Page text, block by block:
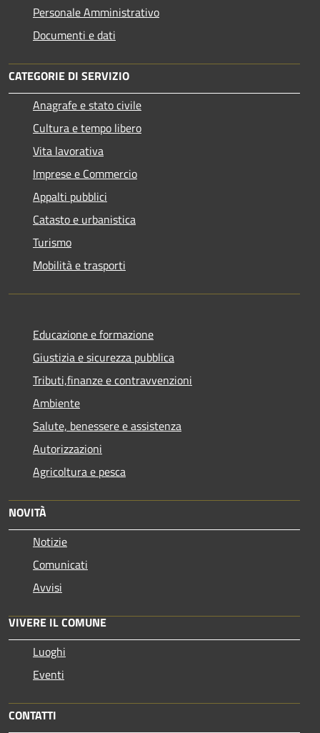
Personale Amministrativo
Documenti e dati
CATEGORIE DI SERVIZIO
Anagrafe e stato civile
Cultura e tempo libero
Vita lavorativa
Imprese e Commercio
Appalti pubblici
Catasto e urbanistica
Turismo
Mobilità e trasporti
Educazione e formazione
Giustizia e sicurezza pubblica
Tributi,finanze e contravvenzioni
Ambiente
Salute, benessere e assistenza
Autorizzazioni
Agricoltura e pesca
NOVITÀ
Notizie
Comunicati
Avvisi
VIVERE IL COMUNE
Luoghi
Eventi
CONTATTI